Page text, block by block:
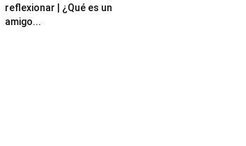
reflexionar | ¿Qué es un
amigo...